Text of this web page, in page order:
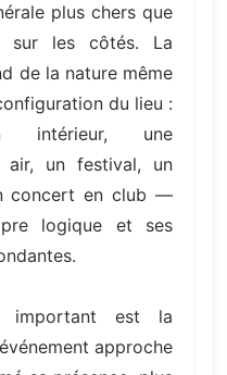
plus chers que
sur les côtés. La
de la nature même
du lieu :
intérieur, une
air, un festival, un
concert en club —
logique et ses
important est la
approche